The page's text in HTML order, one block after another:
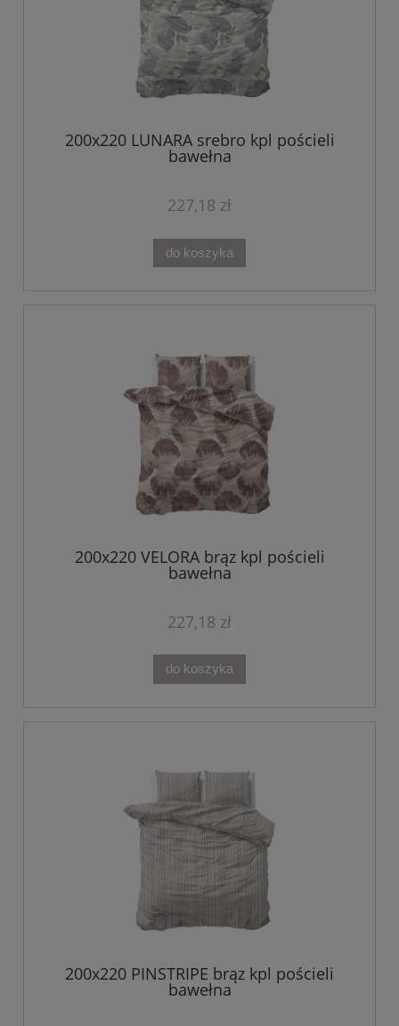
200x220 LUNARA srebro kpl pościeli
bawełna
227,18 zł
do koszyka
200x220 VELORA brąz kpl pościeli
bawełna
227,18 zł
do koszyka
200x220 PINSTRIPE brąz kpl pościeli
bawełna